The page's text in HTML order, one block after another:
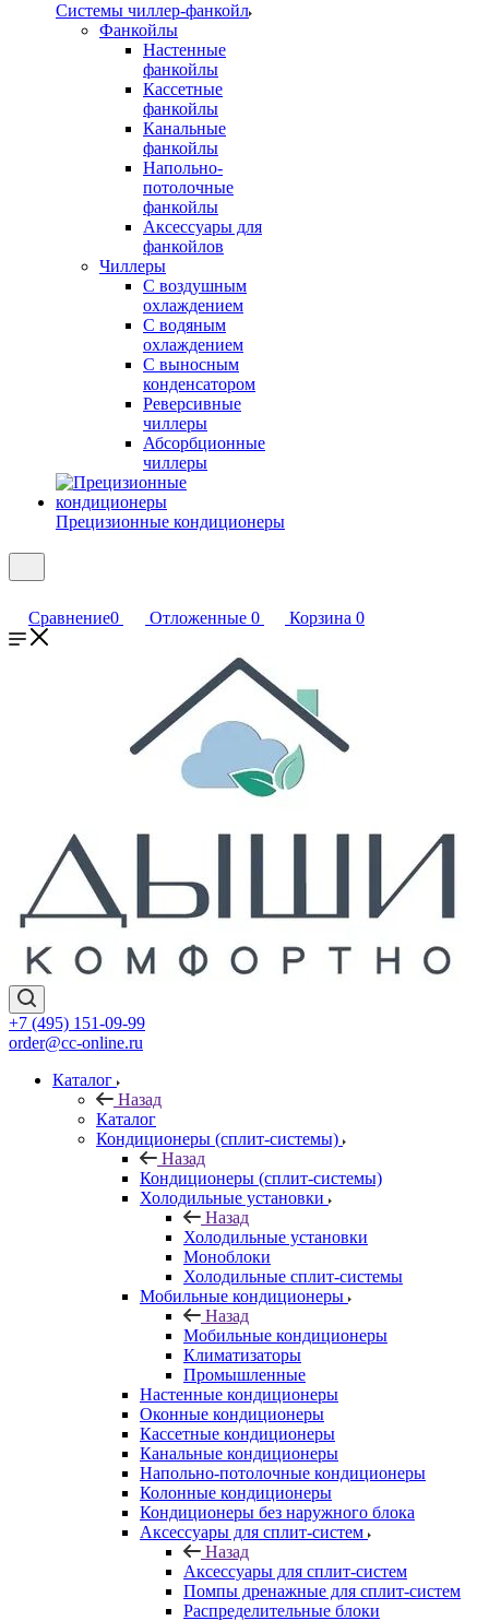
Системы чиллер-фанкойл
Фанкойлы
Настенные
фанкойлы
Кассетные
фанкойлы
Канальные
фанкойлы
Напольно-
потолочные
фанкойлы
Аксессуары для
фанкойлов
Чиллеры
С воздушным
охлаждением
С водяным
охлаждением
С выносным
конденсатором
Реверсивные
чиллеры
Абсорбционные
чиллеры
Прецизионные кондиционеры
Сравнение0 Отложенные 0 Корзина 0
+7 (495) 151-09-99
order@cc-online.ru
Каталог
Назад
Каталог
Кондиционеры (сплит-системы)
Назад
Кондиционеры (сплит-системы)
Холодильные установки
Назад
Холодильные установки
Моноблоки
Холодильные сплит-системы
Мобильные кондиционеры
Назад
Мобильные кондиционеры
Климатизаторы
Промышленные
Настенные кондиционеры
Оконные кондиционеры
Кассетные кондиционеры
Канальные кондиционеры
Напольно-потолочные кондиционеры
Колонные кондиционеры
Кондиционеры без наружного блока
Аксессуары для сплит-систем
Назад
Аксессуары для сплит-систем
Помпы дренажные для сплит-систем
Распределительные блоки